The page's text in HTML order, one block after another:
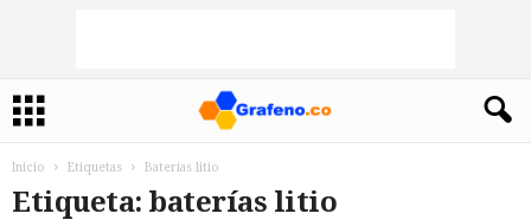
Inicio Etiquetas Baterías litio
Etiqueta: baterías litio